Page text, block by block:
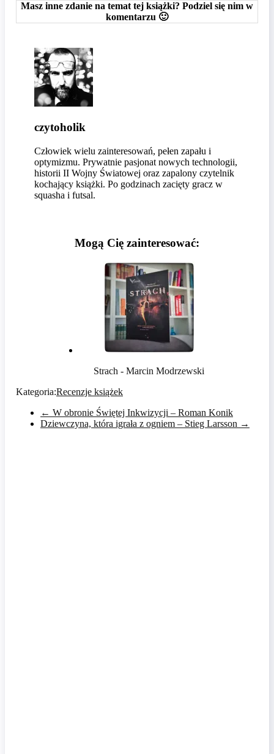
Masz inne zdanie na temat tej książki? Podziel się nim w
komentarzu 🙂
czytoholik
Człowiek wielu zainteresowań, pełen zapału i
optymizmu. Prywatnie pasjonat nowych technologii,
historii II Wojny Światowej oraz zapalony czytelnik
kochający książki. Po godzinach zacięty gracz w
squasha i futsal.
Mogą Cię zainteresować:
Strach - Marcin Modrzewski
Kategoria:Recenzje książek
← W obronie Świętej Inkwizycji – Roman Konik
Dziewczyna, która igrała z ogniem – Stieg Larsson →